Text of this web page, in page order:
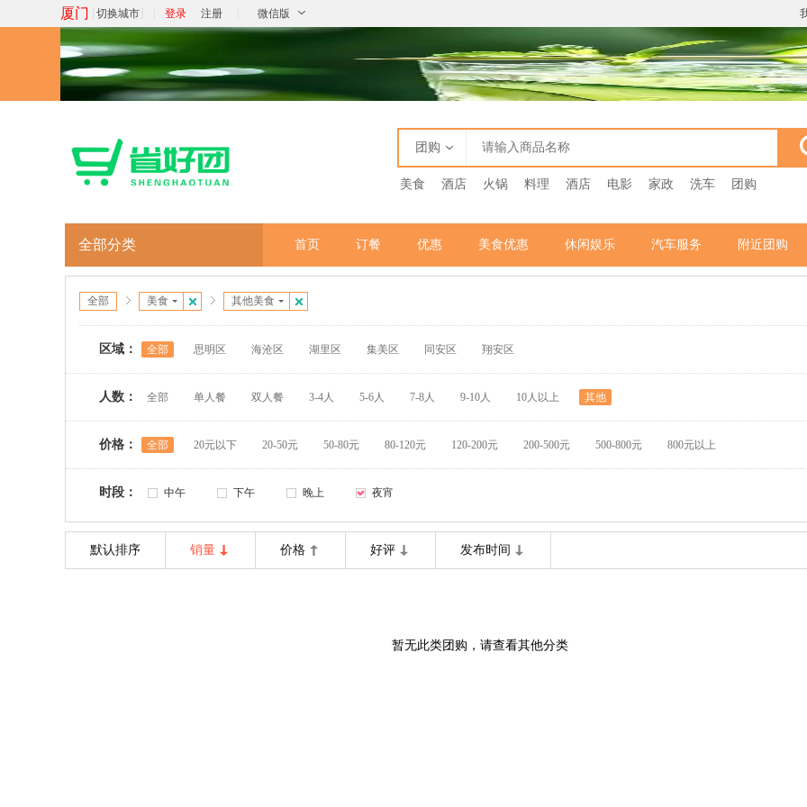
厦门 切换城市 登录 注册 微信版
团购
美食 酒店 火锅 料理 酒店 电影 家政 洗车 团购
全部分类 首页 订餐 优惠 美食优惠 休闲娱乐 汽车服务 附近团购
全部 美食 其他美食
区域： 全部 思明区 海沧区 湖里区 集美区 同安区 翔安区
人数： 全部 单人餐 双人餐 3-4人 5-6人 7-8人 9-10人 10人以上 其他
价格： 全部 20元以下 20-50元 50-80元 80-120元 120-200元 200-500元 500-800元 800元以上
时段： 中午 下午 晚上 夜宵
默认排序 销量 价格 好评 发布时间
暂无此类团购，请查看其他分类